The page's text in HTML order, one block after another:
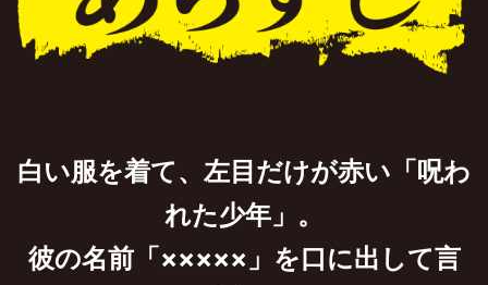
白い服を着て、左目だけが赤い「呪わ
れた少年」。
彼の名前「×××××」を口に出して言